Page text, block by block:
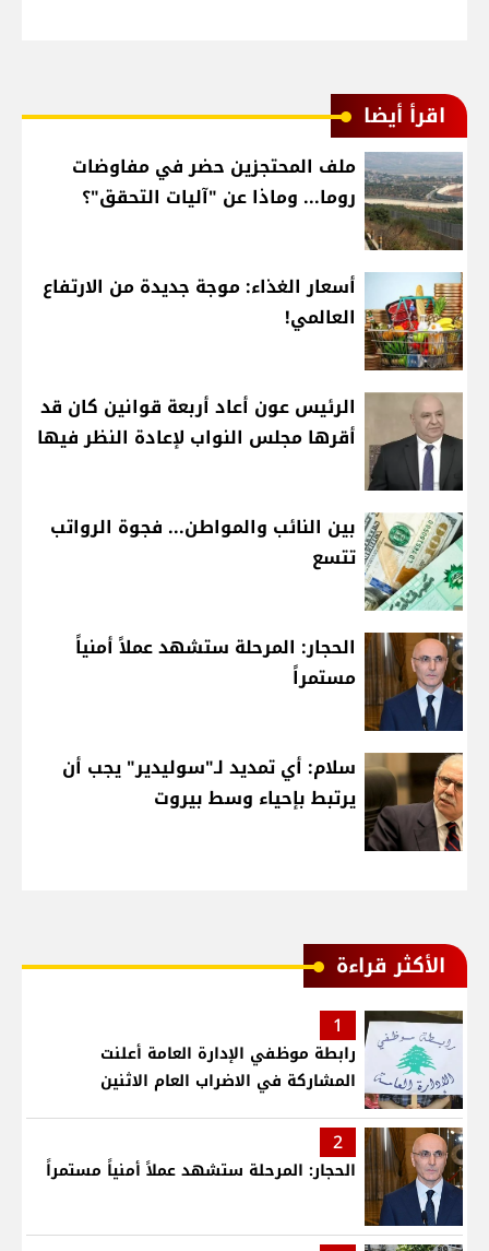
اقرأ أيضا
ملف المحتجزين حضر في مفاوضات
روما... وماذا عن "آليات التحقق"؟
أسعار الغذاء: موجة جديدة من الارتفاع
العالمي!
الرئيس عون أعاد أربعة قوانين كان قد
أقرها مجلس النواب لإعادة النظر فيها
بين النائب والمواطن... فجوة الرواتب
تتسع
الحجار: المرحلة ستشهد عملاً أمنياً
مستمراً
سلام: أي تمديد لـ"سوليدير" يجب أن
يرتبط بإحياء وسط بيروت
الأكثر قراءة
1
رابطة موظفي الإدارة العامة أعلنت
المشاركة في الاضراب العام الاثنين
2
الحجار: المرحلة ستشهد عملاً أمنياً مستمراً